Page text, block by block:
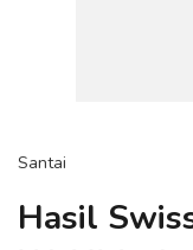
Santai
Hasil